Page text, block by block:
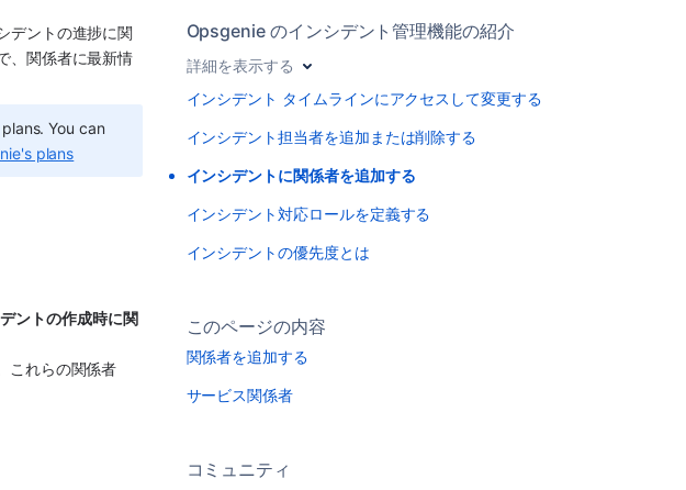
デントの進捗に関
、関係者に最新情
You can
plans
ントの作成時に関
これらの関係者
Opsgenie のインシデント管理機能の紹介
詳細を表示する
インシデント タイムラインにアクセスして変更する
インシデント担当者を追加または削除する
インシデントに関係者を追加する
インシデント対応ロールを定義する
インシデントの優先度とは
このページの内容
関係者を追加する
サービス関係者
コミュニティ